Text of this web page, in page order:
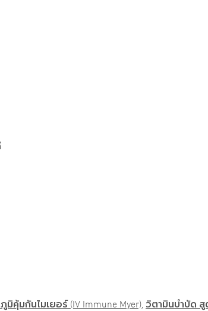
คุ้มกันไมเยอร์ (IV Immune Myer), วิตามินบำบัด สู